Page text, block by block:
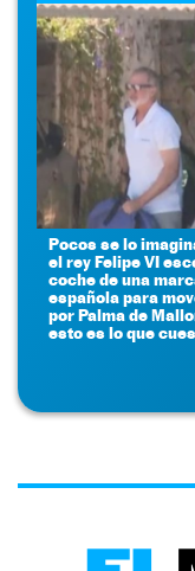
Pocos se lo
el rey Felipe VI
coche de una
española para
por Palma de
esto es lo que